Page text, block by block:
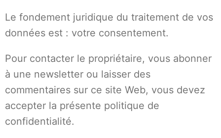
Le fondement juridique du traitement de vos
données est : votre consentement.
Pour contacter le propriétaire, vous abonner
à une newsletter ou laisser des
commentaires sur ce site Web, vous devez
accepter la présente politique de
confidentialité.